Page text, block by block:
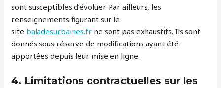
sont susceptibles d’évoluer. Par ailleurs, les
renseignements figurant sur le
site baladesurbaines.fr ne sont pas exhaustifs. Ils sont
donnés sous réserve de modifications ayant été
apportées depuis leur mise en ligne.
4. Limitations contractuelles sur les